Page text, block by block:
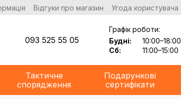
Відгуки про магазин Угода користувача
093 525 55 05
Графік роботи:
Будні:
10:00–18:00
Сб:
11:00–15:00
Тактичне
спорядження
Подарункові
сертифікати